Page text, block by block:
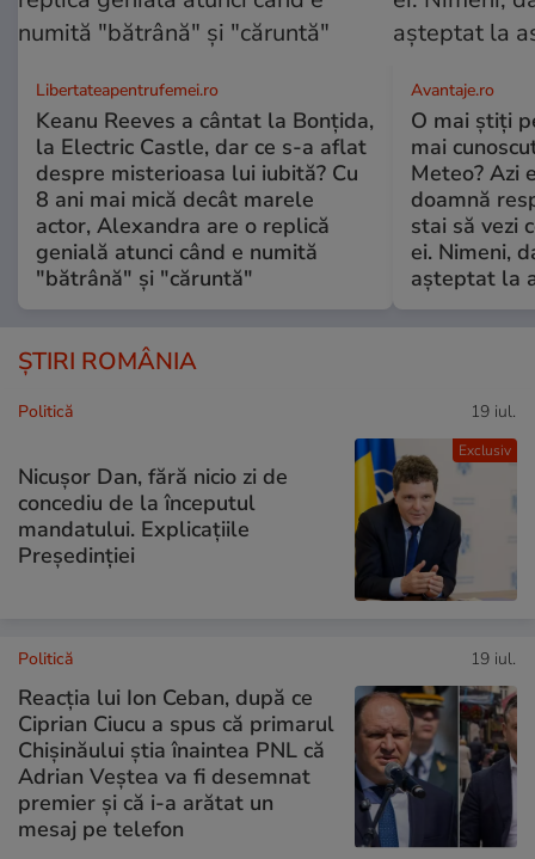
Libertateapentrufemei.ro
Keanu Reeves a cântat la Bonțida,
la Electric Castle, dar ce s-a aflat
despre misterioasa lui iubită? Cu
8 ani mai mică decât marele
actor, Alexandra are o replică
genială atunci când e numită
"bătrână" și "căruntă"
Avantaje.ro
O mai știți
mai
Meteo? Azi
doamnă
stai să vezi
ei. Nimeni,
așteptat la
ȘTIRI ROMÂNIA
Exclusiv
Politică 19 iul.
Nicușor Dan, fără nicio zi de
concediu de la începutul
mandatului. Explicațiile
Președinției
Politică 19 iul.
Reacția lui Ion Ceban, după ce
Ciprian Ciucu a spus că primarul
Chișinăului știa înaintea PNL că
Adrian Veștea va fi desemnat
premier și că i-a arătat un
mesaj pe telefon